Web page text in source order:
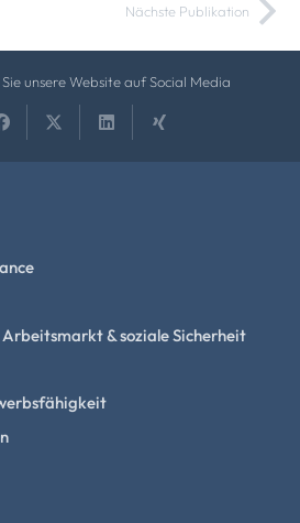
Nächste Publikation
Sie unsere Website auf Social Media
& soziale Sicherheit